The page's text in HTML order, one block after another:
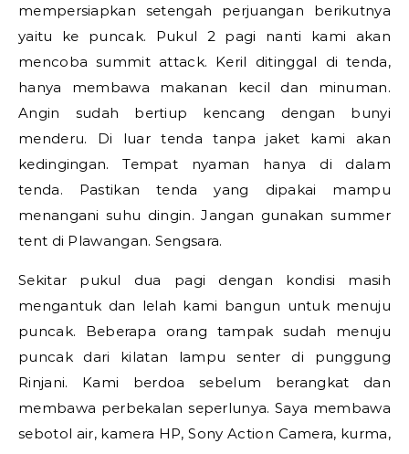
mempersiapkan setengah perjuangan berikutnya
yaitu ke puncak. Pukul 2 pagi nanti kami akan
mencoba summit attack. Keril ditinggal di tenda,
hanya membawa makanan kecil dan minuman.
Angin sudah bertiup kencang dengan bunyi
menderu. Di luar tenda tanpa jaket kami akan
kedingingan. Tempat nyaman hanya di dalam
tenda. Pastikan tenda yang dipakai mampu
menangani suhu dingin. Jangan gunakan summer
tent di Plawangan. Sengsara.
Sekitar pukul dua pagi dengan kondisi masih
mengantuk dan lelah kami bangun untuk menuju
puncak. Beberapa orang tampak sudah menuju
puncak dari kilatan lampu senter di punggung
Rinjani. Kami berdoa sebelum berangkat dan
membawa perbekalan seperlunya. Saya membawa
sebotol air, kamera HP, Sony Action Camera, kurma,